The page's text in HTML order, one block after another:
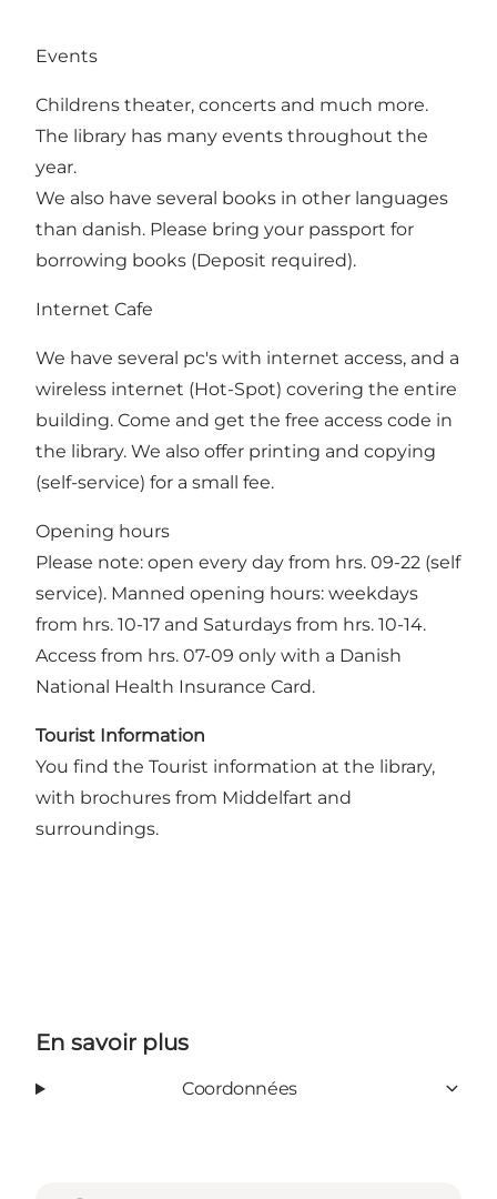
Events
Childrens theater, concerts and much more.
The library has many events throughout the
year.
We also have several books in other languages
than danish. Please bring your passport for
borrowing books (Deposit required).
Internet Cafe
We have several pc's with internet access, and a
wireless internet (Hot-Spot) covering the entire
building. Come and get the free access code in
the library. We also offer printing and copying
(self-service) for a small fee.
Opening hours
Please note: open every day from hrs. 09-22 (self
service). Manned opening hours: weekdays
from hrs. 10-17 and Saturdays from hrs. 10-14.
Access from hrs. 07-09 only with a Danish
National Health Insurance Card.
Tourist Information
You find the Tourist information at the library,
with brochures from Middelfart and
surroundings.
En savoir plus
Coordonnées